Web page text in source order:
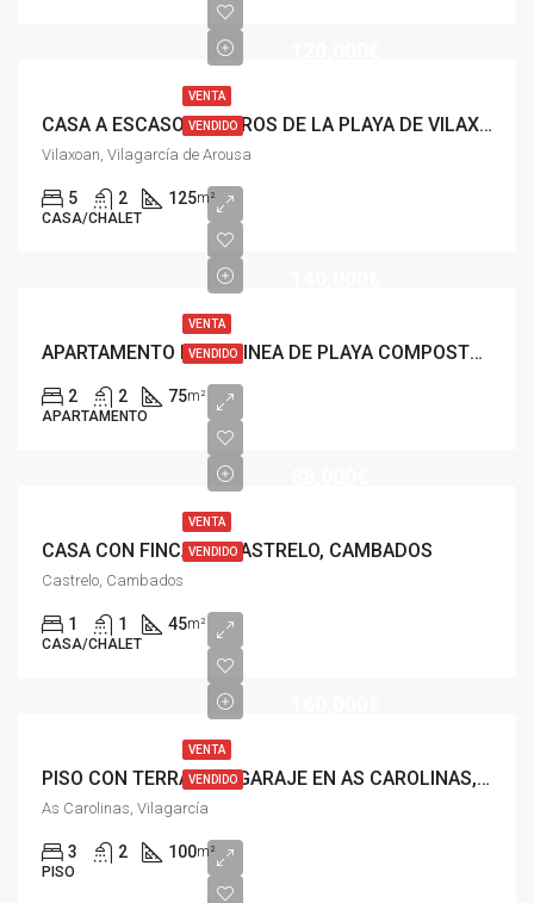
VENTA
VENDIDO CASA A ESCASOS METROS DE LA PLAYA DE VILAXOAN, VILAGARCÍA
Vilaxoan, Vilagarcía de Arousa
5 2 125m²
CASA/CHALET
VENTA
VENDIDO APARTAMENTO EN 2ª LINEA DE PLAYA COMPOSTELA, VILAGARCIA
2 2 75m²
APARTAMENTO
VENTA
VENDIDO
CASA CON FINCA EN CASTRELO, CAMBADOS
Castrelo, Cambados
1 1 45m²
CASA/CHALET
VENTA
VENDIDO PISO CON TERRAZA Y GARAJE EN AS CAROLINAS, VILAGARCÍA
As Carolinas, Vilagarcía
3 2 100m²
PISO